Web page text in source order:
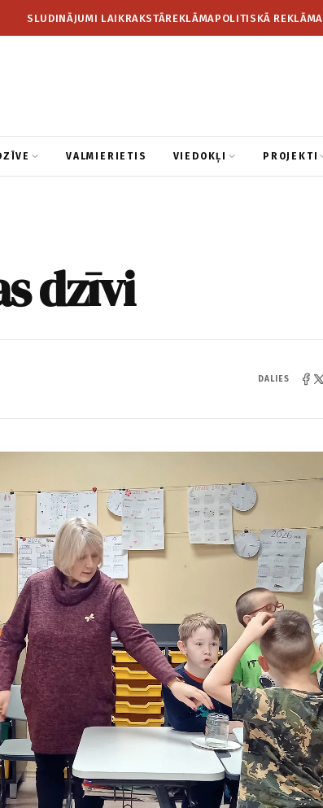
SLUDINĀJUMI LAIKRAKSTĀREKLĀMAPOLITISKĀ REKLĀMA
VALMIERIETIS VIEDOKĻI PROJEKTI
dzīvi
DALIES